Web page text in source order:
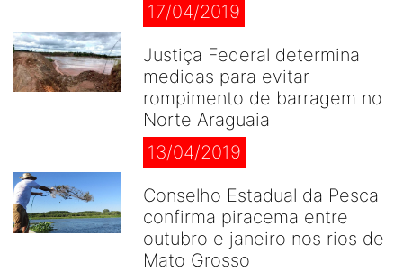
17/04/2019
Justiça Federal determina
medidas para evitar
rompimento de barragem no
Norte Araguaia
13/04/2019
Conselho Estadual da Pesca
confirma piracema entre
outubro e janeiro nos rios de
Mato Grosso